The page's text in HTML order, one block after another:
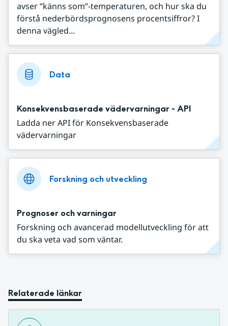
avser ”känns som”-temperaturen, och hur ska du
förstå nederbördsprognosens procentsiffror? I
denna vägled...
Data
Konsekvensbaserade vädervarningar - API
Ladda ner API för Konsekvensbaserade
vädervarningar
Forskning och utveckling
Prognoser och varningar
Forskning och avancerad modellutveckling för att
du ska veta vad som väntar.
Relaterade länkar